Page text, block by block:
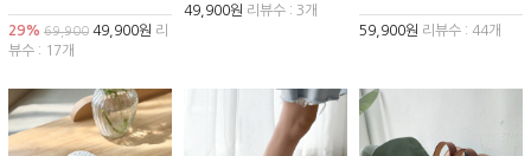
29% 69,900 49,900원 리
뷰수 : 17개
49,900원 리뷰수 : 3개
59,900원 리뷰수 : 44개